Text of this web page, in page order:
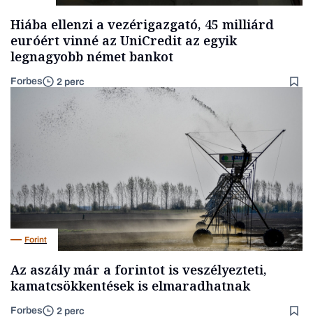
Hiába ellenzi a vezérigazgató, 45 milliárd
euróért vinné az UniCredit az egyik
legnagyobb német bankot
Forbes 2 perc
Forint
Az aszály már a forintot is veszélyezteti,
kamatcsökkentések is elmaradhatnak
Forbes 2 perc